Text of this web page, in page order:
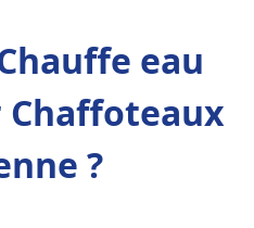
eau
?